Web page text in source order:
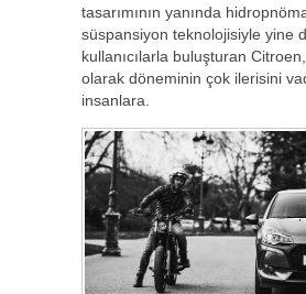
tasarımının yanında
süspansiyon teknolojisiyle yine
kullanıcılarla buluşturan
olarak döneminin çok ilerisini
insanlara.